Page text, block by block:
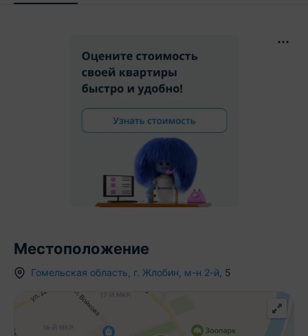
Местоположение
Гомельская область г. Жлобин м-н 2-й 5